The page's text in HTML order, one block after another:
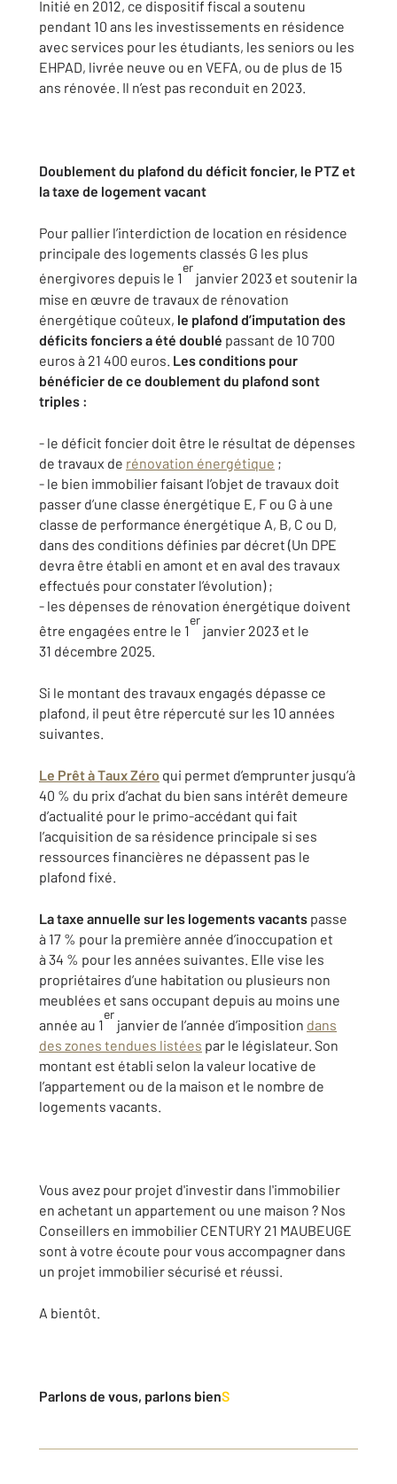
Initié en 2012, ce dispositif fiscal a soutenu
pendant 10 ans les investissements en résidence
avec services pour les étudiants, les seniors ou les
EHPAD, livrée neuve ou en VEFA, ou de plus de 15
ans rénovée. Il n’est pas reconduit en 2023.
Doublement du plafond du déficit foncier, le PTZ et
la taxe de logement vacant
Pour pallier l’interdiction de location en résidence
principale des logements classés G les plus
énergivores depuis le 1
er
janvier 2023 et soutenir la
mise en œuvre de travaux de rénovation
énergétique coûteux, le plafond d’imputation des
déficits fonciers a été doublé passant de 10 700
euros à 21 400 euros. Les conditions pour
bénéficier de ce doublement du plafond sont
triples :
- le déficit foncier doit être le résultat de dépenses
de travaux de rénovation énergétique ;
- le bien immobilier faisant l’objet de travaux doit
passer d’une classe énergétique E, F ou G à une
classe de performance énergétique A, B, C ou D,
dans des conditions définies par décret (Un DPE
devra être établi en amont et en aval des travaux
effectués pour constater l’évolution) ;
- les dépenses de rénovation énergétique doivent
être engagées entre le 1
er
janvier 2023 et le
31 décembre 2025.
Si le montant des travaux engagés dépasse ce
plafond, il peut être répercuté sur les 10 années
suivantes.
Le Prêt à Taux Zéro qui permet d’emprunter jusqu’à
40 % du prix d’achat du bien sans intérêt demeure
d’actualité pour le primo-accédant qui fait
l’acquisition de sa résidence principale si ses
ressources financières ne dépassent pas le
plafond fixé.
La taxe annuelle sur les logements vacants passe
à 17 % pour la première année d’inoccupation et
à 34 % pour les années suivantes. Elle vise les
propriétaires d’une habitation ou plusieurs non
meublées et sans occupant depuis au moins une
année au 1
er
janvier de l’année d’imposition dans
des zones tendues listées par le législateur. Son
montant est établi selon la valeur locative de
l’appartement ou de la maison et le nombre de
logements vacants.
Vous avez pour projet d'investir dans l'immobilier
en achetant un appartement ou une maison ? Nos
Conseillers en immobilier CENTURY 21 MAUBEUGE
sont à votre écoute pour vous accompagner dans
un projet immobilier sécurisé et réussi.
A bientôt.
Parlons de vous, parlons bienS